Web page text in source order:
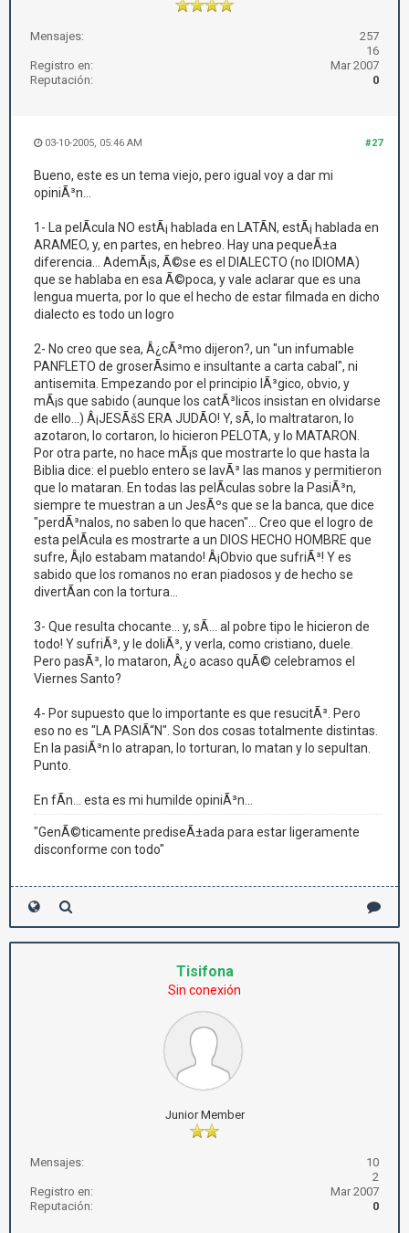
Mensajes:
257
16
Registro en:
Mar 2007
Reputación:
0
#27
03-10-2005, 05:46 AM
Bueno, este es un tema viejo, pero igual voy a dar mi
opiniÃ³n...
1- La pelÃ­cula NO estÃ¡ hablada en LATÃN, estÃ¡ hablada en
ARAMEO, y, en partes, en hebreo. Hay una pequeÃ±a
diferencia... AdemÃ¡s, Ã©se es el DIALECTO (no IDIOMA)
que se hablaba en esa Ã©poca, y vale aclarar que es una
lengua muerta, por lo que el hecho de estar filmada en dicho
dialecto es todo un logro
2- No creo que sea, Â¿cÃ³mo dijeron?, un "un infumable
PANFLETO de groserÃ­simo e insultante a carta cabal", ni
antisemita. Empezando por el principio lÃ³gico, obvio, y
mÃ¡s que sabido (aunque los catÃ³licos insistan en olvidarse
de ello...) Â¡JESÃšS ERA JUDÃO! Y, sÃ­, lo maltrataron, lo
azotaron, lo cortaron, lo hicieron PELOTA, y lo MATARON.
Por otra parte, no hace mÃ¡s que mostrarte lo que hasta la
Biblia dice: el pueblo entero se lavÃ³ las manos y permitieron
que lo mataran. En todas las pelÃ­culas sobre la PasiÃ³n,
siempre te muestran a un JesÃºs que se la banca, que dice
"perdÃ³nalos, no saben lo que hacen"... Creo que el logro de
esta pelÃ­cula es mostrarte a un DIOS HECHO HOMBRE que
sufre, Â¡lo estabam matando! Â¡Obvio que sufriÃ³! Y es
sabido que los romanos no eran piadosos y de hecho se
divertÃ­an con la tortura...
3- Que resulta chocante... y, sÃ­... al pobre tipo le hicieron de
todo! Y sufriÃ³, y le doliÃ³, y verla, como cristiano, duele.
Pero pasÃ³, lo mataron, Â¿o acaso quÃ© celebramos el
Viernes Santo?
4- Por supuesto que lo importante es que resucitÃ³. Pero
eso no es "LA PASIÃ“N". Son dos cosas totalmente distintas.
En la pasiÃ³n lo atrapan, lo torturan, lo matan y lo sepultan.
Punto.
En fÃ­n... esta es mi humilde opiniÃ³n...
"GenÃ©ticamente prediseÃ±ada para estar ligeramente
disconforme con todo"
Tisifona
Sin conexión
Junior Member
Mensajes:
10
2
Registro en:
Mar 2007
Reputación:
0